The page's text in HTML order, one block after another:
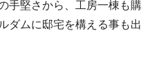
手堅さから、工房一棟も購
ダムに邸宅を構える事も出